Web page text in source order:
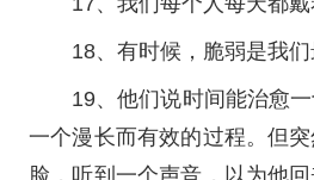
18、有时候，脆弱是我们
19、他们说时间能治愈
一个漫长而有效的过程。但
脸，听到一个声音，以为他